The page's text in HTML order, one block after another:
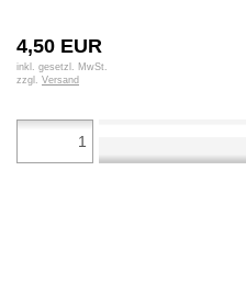
4,50 EUR
inkl. gesetzl. MwSt.
zzgl. Versand